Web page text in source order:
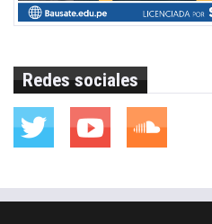
Redes sociales